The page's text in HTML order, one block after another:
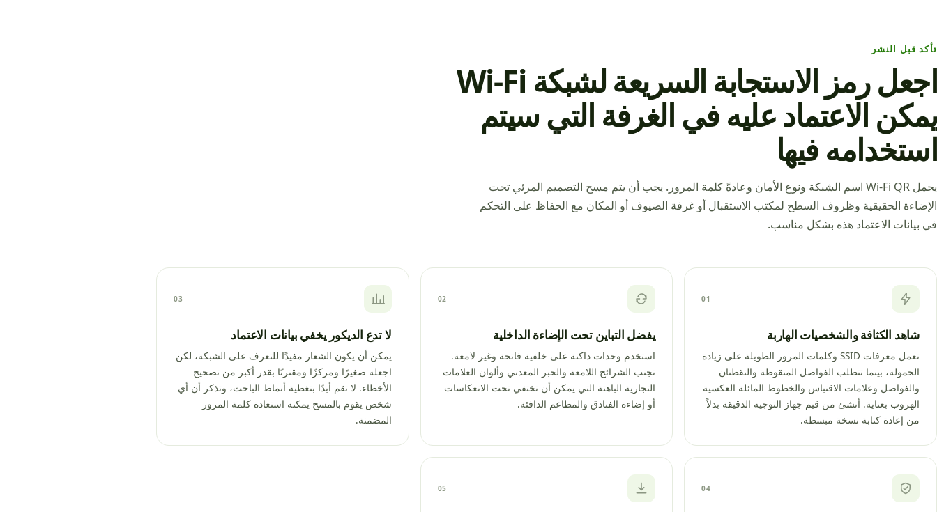
تأكد قبل النشر
اجعل رمز الاستجابة السريعة لشبكة Wi-Fi
يمكن الاعتماد عليه في الغرفة التي سيتم
استخدامه فيها
يحمل Wi-Fi QR اسم الشبكة ونوع الأمان وعادةً كلمة المرور. يجب أن يتم مسح التصميم المرئي تحت
الإضاءة الحقيقية وظروف السطح لمكتب الاستقبال أو غرفة الضيوف أو المكان مع الحفاظ على التحكم
في بيانات الاعتماد هذه بشكل مناسب.
01
شاهد الكثافة والشخصيات الهاربة
تعمل معرفات SSID وكلمات المرور الطويلة على زيادة
الحمولة، بينما تتطلب الفواصل المنقوطة والنقطتان
والفواصل وعلامات الاقتباس والخطوط المائلة العكسية
الهروب بعناية. أنشئ من قيم جهاز التوجيه الدقيقة بدلاً
من إعادة كتابة نسخة مبسطة.
02
يفضل التباين تحت الإضاءة الداخلية
استخدم وحدات داكنة على خلفية فاتحة وغير لامعة.
تجنب الشرائح اللامعة والحبر المعدني وألوان العلامات
التجارية الباهتة التي يمكن أن تختفي تحت الانعكاسات
أو إضاءة الفنادق والمطاعم الدافئة.
03
لا تدع الديكور يخفي بيانات الاعتماد
يمكن أن يكون الشعار مفيدًا للتعرف على الشبكة، لكن
اجعله صغيرًا ومركزًا ومقترنًا بقدر أكبر من تصحيح
الأخطاء. لا تقم أبدًا بتغطية أنماط الباحث، وتذكر أن أي
شخص يقوم بالمسح يمكنه استعادة كلمة المرور
المضمنة.
04
05